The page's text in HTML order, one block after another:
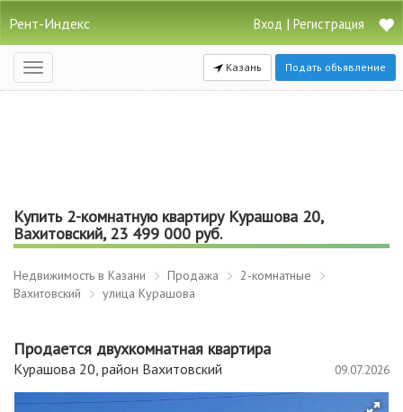
Рент-Индекс Вход | Регистрация
Открыть
навигацию
Казань Подать объявление
Купить 2-комнатную квартиру Курашова 20,
Вахитовский, 23 499 000 руб.
Недвижимость в Казани Продажа
2-комнатные
Вахитовский
улица Курашова
Продается двухкомнатная квартира
Курашова 20, район Вахитовский 09.07.2026